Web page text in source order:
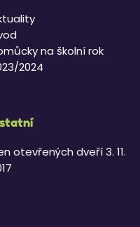
na školní rok
2024
otevřených dveří 3. 11.